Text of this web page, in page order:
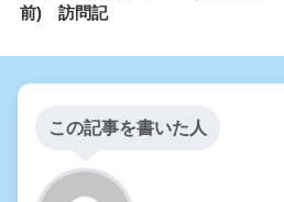
前) 訪問記
この記事を書いた人